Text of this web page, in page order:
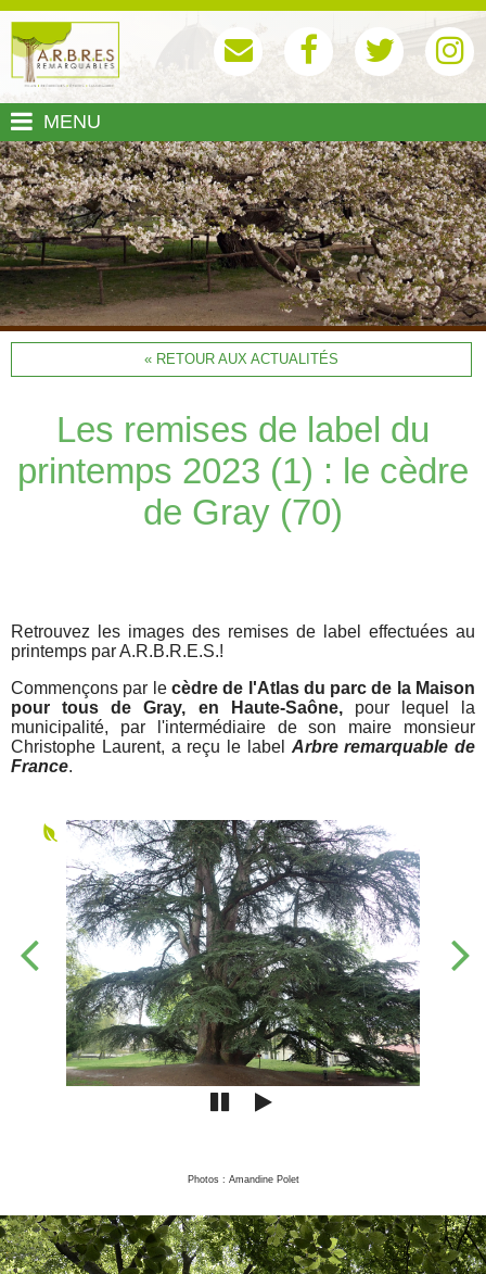
MENU
« RETOUR AUX ACTUALITÉS
Les remises de label du
printemps 2023 (1) : le cèdre
de Gray (70)
Retrouvez les images des remises de label effectuées au
printemps par A.R.B.R.E.S.!
Commençons par le cèdre de l'Atlas du parc de la Maison
pour tous de Gray, en Haute-Saône,pour lequel la
municipalité, par l'intermédiaire de son maire monsieur
Christophe Laurent, a reçu le label Arbre remarquable de
France.
Photos : Amandine Polet